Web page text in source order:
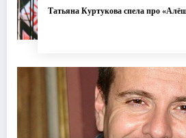
Татьяна Куртукова спела про